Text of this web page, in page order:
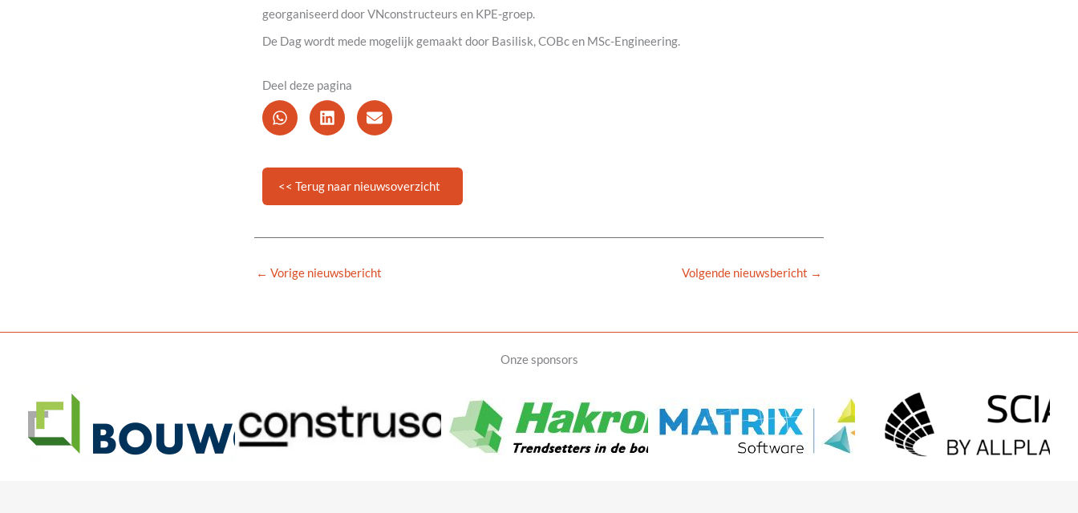
georganiseerd door VNconstructeurs en KPE-groep.
De Dag wordt mede mogelijk gemaakt door Basilisk, COBc en MSc-Engineering.
Deel deze pagina
<< Terug naar nieuwsoverzicht
← Vorige nieuwsbericht Volgende nieuwsbericht →
Onze sponsors